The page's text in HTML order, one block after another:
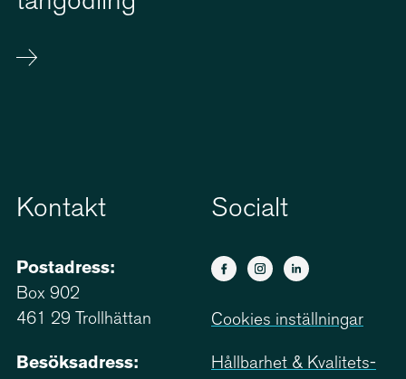
Kontakt
Postadress:
Box 902
461 29 Trollhättan
Besöksadress:
Socialt
Cookies inställningar
Hållbarhet & Kvali­tets­